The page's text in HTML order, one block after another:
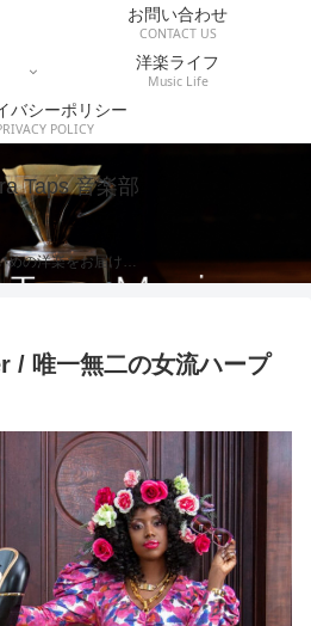
Taps 音楽部
めの洋楽をお届け…
お問い合わせ
CONTACT US
洋楽ライフ
Music Life
バシーポリシー
POLICY
/ 唯一無二の女流ハープ